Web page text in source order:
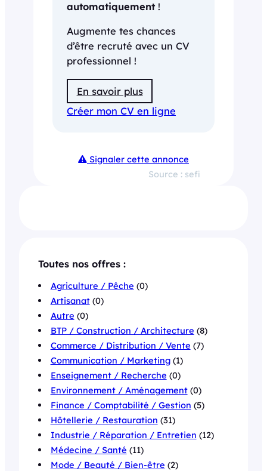
automatiquement!
Augmente tes chances
d’être recruté avec un CV
professionnel !
En savoir plus
Créer mon CV en ligne
Signaler cette annonce
Source : sefi
Toutes nos offres :
Agriculture / Pêche (0)
Artisanat(0)
Autre (0)
BTP / Construction / Architecture (8)
Commerce / Distribution / Vente (7)
Communication / Marketing(1)
Enseignement / Recherche (0)
Environnement / Aménagement(0)
Finance / Comptabilité / Gestion (5)
Hôtellerie / Restauration (31)
Industrie / Réparation / Entretien (12)
Médecine / Santé (11)
Mode / Beauté / Bien-être (2)